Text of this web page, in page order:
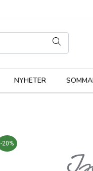
NYHETER
-20%